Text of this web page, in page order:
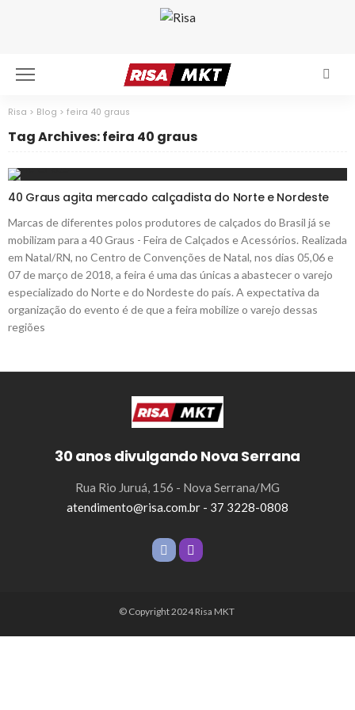
Risa > Blog > feira 40 graus
Tag Archives: feira 40 graus
40 Graus agita mercado calçadista do Norte e Nordeste
Marcas de diferentes polos produtores de calçados do Brasil já se
mobilizam para a 40 Graus - Feira de Calçados e Acessórios. Realizada
em Natal/RN, no Centro de Convenções de Natal, nos dias 05,06 e
07 de março de 2018, a feira é uma das únicas a abastecer o varejo
especializado do Norte e do Nordeste do país. A expectativa da
organização do evento é de que a feira mobilize o varejo dessas
regiões
30 anos divulgando Nova Serrana
Rua Rio Juruá, 156 - Nova Serrana/MG
atendimento@risa.com.br - 37 3228-0808
© Copyright 2024 Risa MKT